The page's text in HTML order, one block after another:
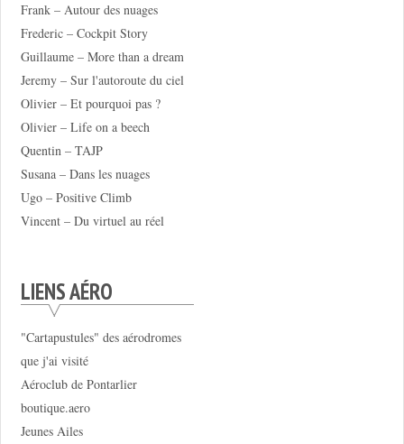
Frank – Autour des nuages
Frederic – Cockpit Story
Guillaume – More than a dream
Jeremy – Sur l'autoroute du ciel
Olivier – Et pourquoi pas ?
Olivier – Life on a beech
Quentin – TAJP
Susana – Dans les nuages
Ugo – Positive Climb
Vincent – Du virtuel au réel
LIENS AÉRO
"Cartapustules" des aérodromes
que j'ai visité
Aéroclub de Pontarlier
boutique.aero
Jeunes Ailes